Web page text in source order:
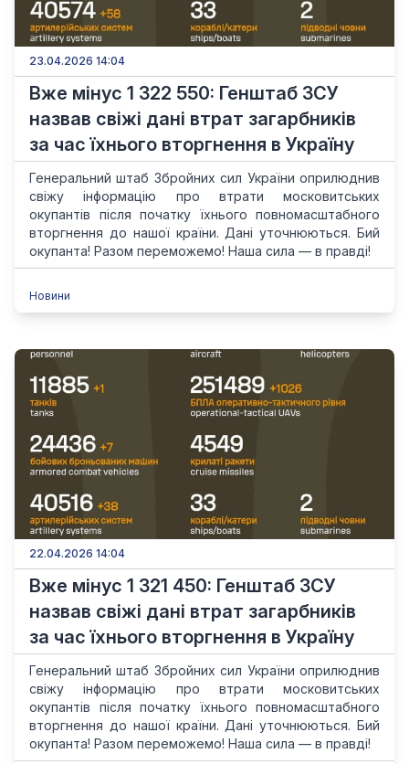
23.04.2026 14:04
Вже мінус 1 322 550: Генштаб ЗСУ
назвав свіжі дані втрат загарбників
за час їхнього вторгнення в Україну
Генеральний штаб Збройних сил України оприлюднив
свіжу інформацію про втрати московитських
окупантів після початку їхнього повномасштабного
вторгнення до нашої країни. Дані уточнюються. Бий
окупанта! Разом переможемо! Наша сила — в правді!
Новини
22.04.2026 14:04
Вже мінус 1 321 450: Генштаб ЗСУ
назвав свіжі дані втрат загарбників
за час їхнього вторгнення в Україну
Генеральний штаб Збройних сил України оприлюднив
свіжу інформацію про втрати московитських
окупантів після початку їхнього повномасштабного
вторгнення до нашої країни. Дані уточнюються. Бий
окупанта! Разом переможемо! Наша сила — в правді!